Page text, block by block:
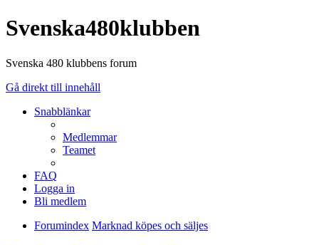
Svenska480klubben
Svenska 480 klubbens forum
Gå direkt till innehåll
Snabblänkar
Medlemmar
Teamet
FAQ
Logga in
Bli medlem
Forumindex Marknad köpes och säljes